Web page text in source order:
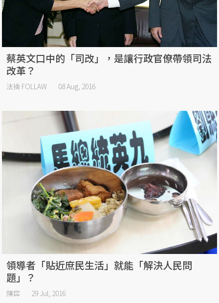
蔡英文口中的「司改」，是讓行政官僚帶領司法
改革？
法操 FOLLAW 08 Aug, 2016
領導者「貼近庶民生活」就能「解決人民問
題」？
陳茻 29 Jul, 2016